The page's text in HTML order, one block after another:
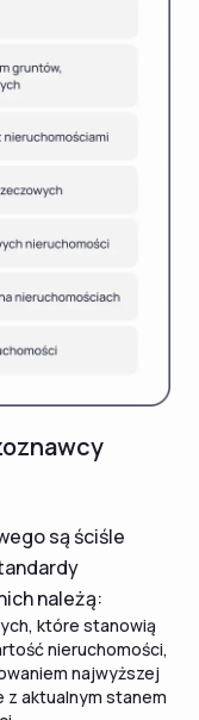
są ściśle
należą:
które stanowią
nieruchomości,
najwyższej
aktualnym stanem